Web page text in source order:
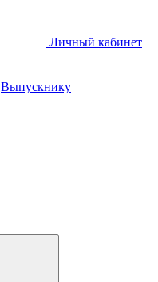
Личный кабинет
Выпускнику